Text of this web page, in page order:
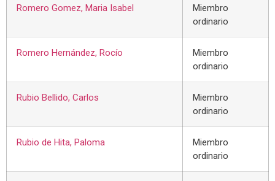
Romero Gomez, Maria Isabel
Miembro
ordinario
Romero Hernández, Rocío
Miembro
ordinario
Rubio Bellido, Carlos
Miembro
ordinario
Rubio de Hita, Paloma
Miembro
ordinario